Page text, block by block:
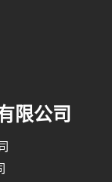
限公司